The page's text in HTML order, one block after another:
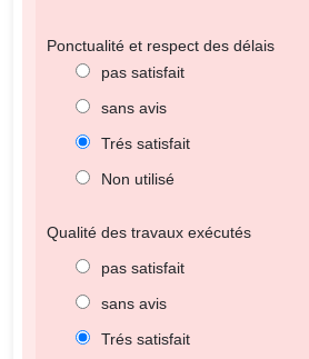
Ponctualité et respect des délais
pas satisfait
sans avis
Trés satisfait
Non utilisé
Qualité des travaux exécutés
pas satisfait
sans avis
Trés satisfait